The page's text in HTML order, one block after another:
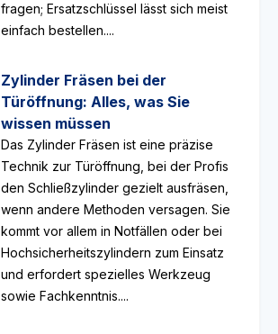
fragen; Ersatzschlüssel lässt sich meist
einfach bestellen....
Zylinder Fräsen bei der
Türöffnung: Alles, was Sie
wissen müssen
Das Zylinder Fräsen ist eine präzise
Technik zur Türöffnung, bei der Profis
den Schließzylinder gezielt ausfräsen,
wenn andere Methoden versagen. Sie
kommt vor allem in Notfällen oder bei
Hochsicherheitszylindern zum Einsatz
und erfordert spezielles Werkzeug
sowie Fachkenntnis....